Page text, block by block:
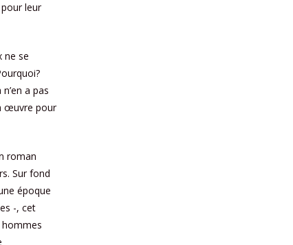
leur
ne se
a pas
œuvre pour
roman
Sur fond
époque
-, cet